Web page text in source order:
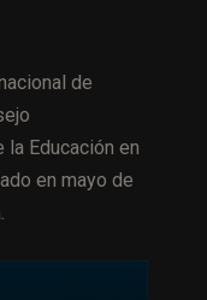
de
la Educación en
en mayo de